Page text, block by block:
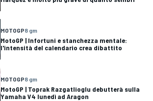
MOTOGP8 gm
MotoGP | Infortuni e stanchezza mentale:
l'intensità del calendario crea dibattito
MOTOGP8 gm
MotoGP | Toprak Razgatlioglu debutterà sulla
Yamaha V4 lunedì ad Aragon